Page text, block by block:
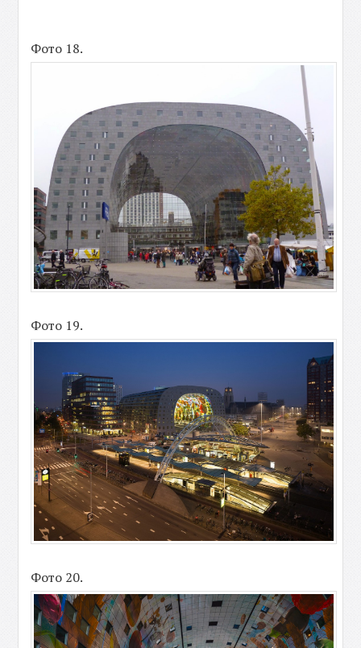
Фото 18.
Фото 19.
Фото 20.